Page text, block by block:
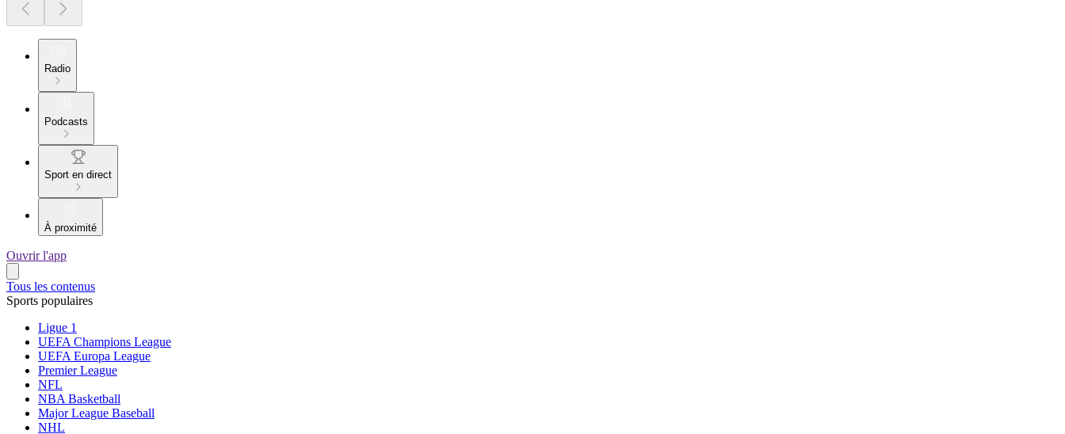
Radio
Podcasts
Sport en direct
À proximité
Ouvrir l'app
Tous les contenus
Sports populaires
Ligue 1
UEFA Champions League
UEFA Europa League
Premier League
NFL
NBA Basketball
Major League Baseball
NHL